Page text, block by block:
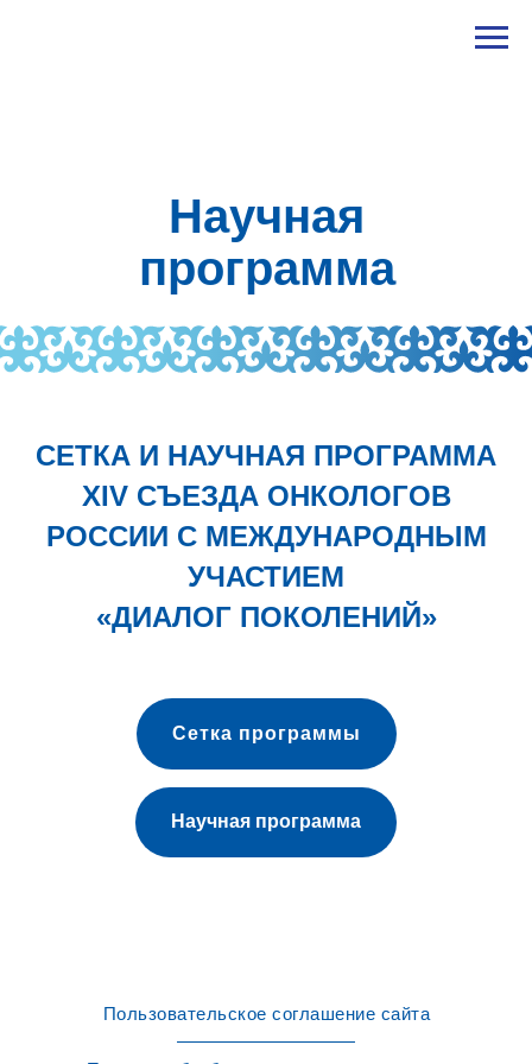
Научная
программа
СЕТКА И НАУЧНАЯ ПРОГРАММА
XIV CЪЕЗДА ОНКОЛОГОВ
РОССИИ С МЕЖДУНАРОДНЫМ
УЧАСТИЕМ
«ДИАЛОГ ПОКОЛЕНИЙ»
Сетка программы
Научная программа
Пользовательское соглашение сайта